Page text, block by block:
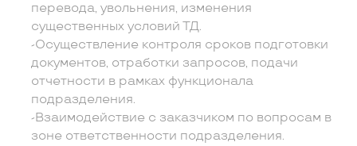
перевода, увольнения, изменения
существенных условий ТД.
-Осуществление контроля сроков подготовки
документов, отработки запросов, подачи
отчетности в рамках функционала
подразделения.
-Взаимодействие с заказчиком по вопросам в
зоне ответственности подразделения.